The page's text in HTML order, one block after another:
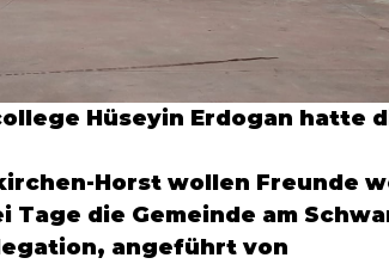
Hüseyin Erdogan hatte
Horst wollen Freunde
die Gemeinde am
angeführt von